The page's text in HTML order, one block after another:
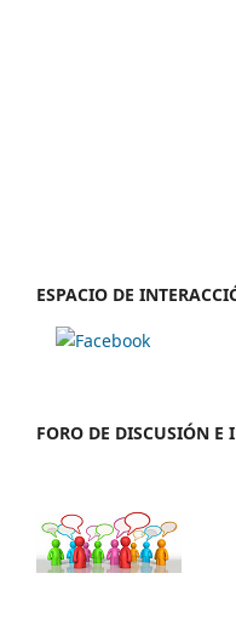
ESPACIO DE
FORO DE DISCUSIÓN E